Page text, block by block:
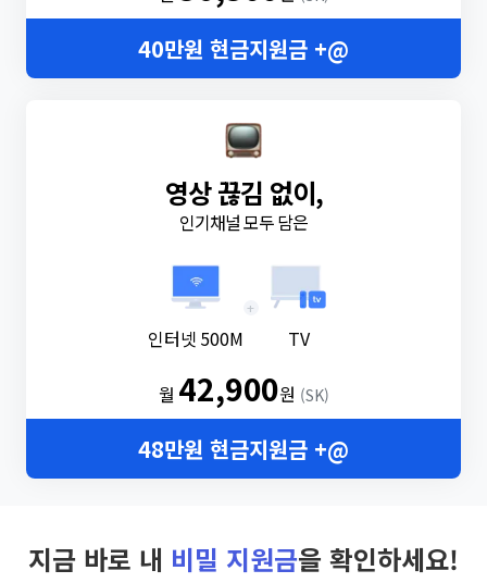
40만원 현금지원금 +@
영상 끊김 없이,
인기채널 모두 담은
인터넷 500M
+
TV
월 42,900원 (SK)
48만원 현금지원금 +@
지금 바로 내 비밀 지원금을 확인하세요!